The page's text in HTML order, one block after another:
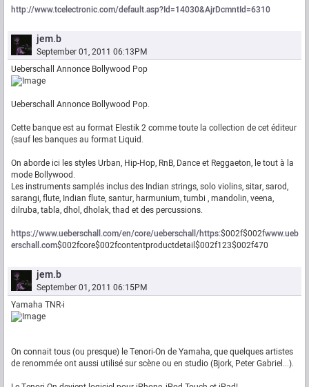
http://www.tcelectronic.com/default.asp?Id=14030&AjrDcmntId=6310
jem.b
September 01, 2011 06:13PM
Ueberschall Annonce Bollywood Pop
Ueberschall Annonce Bollywood Pop.
Cette banque est au format Elestik 2 comme toute la collection de cet éditeur
(sauf les banques au format Liquid.
On aborde ici les styles Urban, Hip-Hop, RnB, Dance et Reggaeton, le tout à la
mode Bollywood.
Les instruments samplés inclus des Indian strings, solo violins, sitar, sarod,
sarangi, flute, Indian flute, santur, harmunium, tumbi , mandolin, veena,
dilruba, tabla, dhol, dholak, thad et des percussions.
https://www.ueberschall.com/en/core/ueberschall/https:$002f$002fwww.ueb
erschall.com$002fcore$002fcontentproductdetail$002f123$002f470
jem.b
September 01, 2011 06:15PM
Yamaha TNR-i
On connait tous (ou presque) le Tenori-On de Yamaha, que quelques artistes
de renommée ont aussi utilisé sur scène ou en studio (Bjork, Peter Gabriel...).